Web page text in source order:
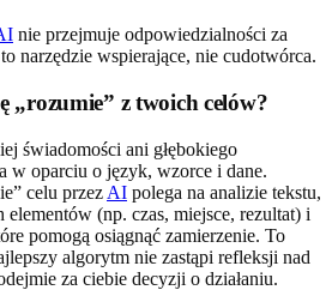
nie przejmuje odpowiedzialności za
narzędzie wspierające, nie cudotwórca.
„rozumie” z twoich celów?
świadomości ani głębokiego
w oparciu o język, wzorce i dane.
celu przez AI polega na analizie tekstu,
(np. czas, miejsce, rezultat) i
pomogą osiągnąć zamierzenie. To
algorytm nie zastąpi refleksji nad
za ciebie decyzji o działaniu.